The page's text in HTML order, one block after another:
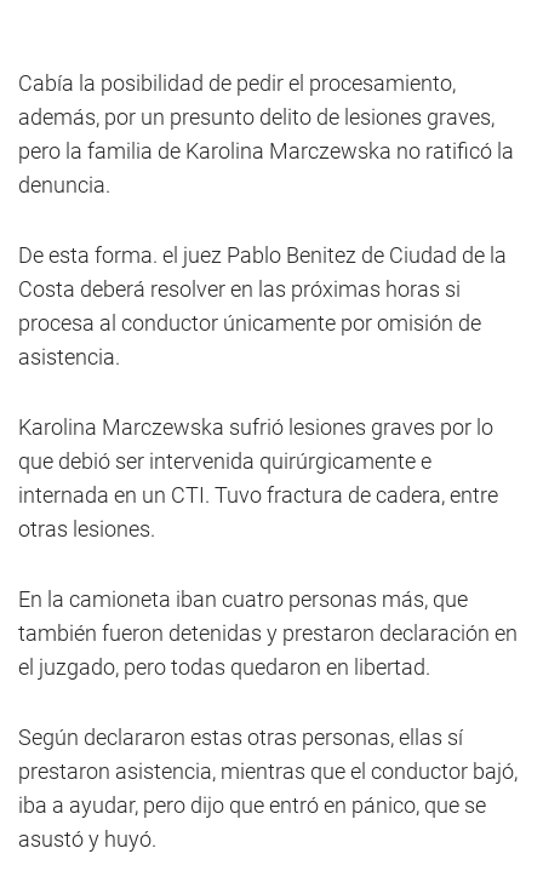
Cabía la posibilidad de pedir el procesamiento,
además, por un presunto delito de lesiones graves,
pero la familia de Karolina Marczewska no ratificó la
denuncia.
De esta forma. el juez Pablo Benitez de Ciudad de la
Costa deberá resolver en las próximas horas si
procesa al conductor únicamente por omisión de
asistencia.
Karolina Marczewska sufrió lesiones graves por lo
que debió ser intervenida quirúrgicamente e
internada en un CTI. Tuvo fractura de cadera, entre
otras lesiones.
En la camioneta iban cuatro personas más, que
también fueron detenidas y prestaron declaración en
el juzgado, pero todas quedaron en libertad.
Según declararon estas otras personas, ellas sí
prestaron asistencia, mientras que el conductor bajó,
iba a ayudar, pero dijo que entró en pánico, que se
asustó y huyó.